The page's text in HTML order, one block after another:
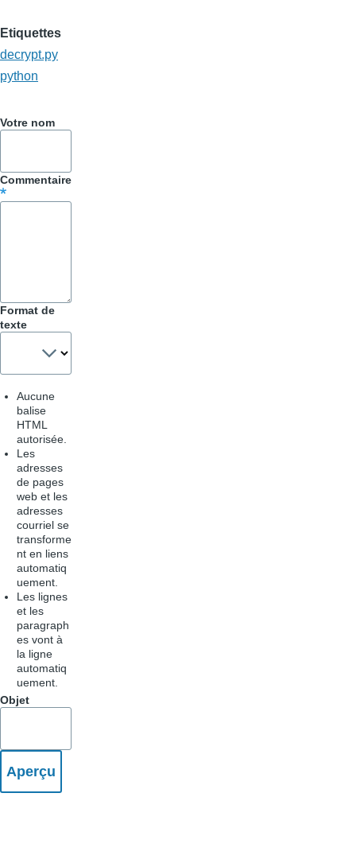
Etiquettes
decrypt.py
python
Votre nom
Commentaire
Format de
texte
Aucune
balise
HTML
autorisée.
Les
adresses
de pages
web et les
adresses
courriel se
transforme
nt en liens
automatiq
uement.
Les lignes
et les
paragraph
es vont à
la ligne
automatiq
uement.
Objet